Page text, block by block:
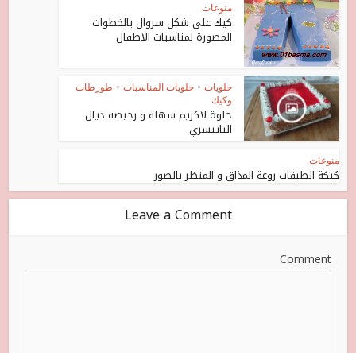
منوعات
كيك على شكل سروال بالخطوات
المصورة لمناسبات الاطفال
حلويات • حلويات المناسبات • طورطات
وكيك
حلوة لاكريم سهلة و رخيصة ديال
الباتيسري
منوعات
كيكة الطبقات روعة المذاق و المنظر بالصور
Leave a Comment
Comment